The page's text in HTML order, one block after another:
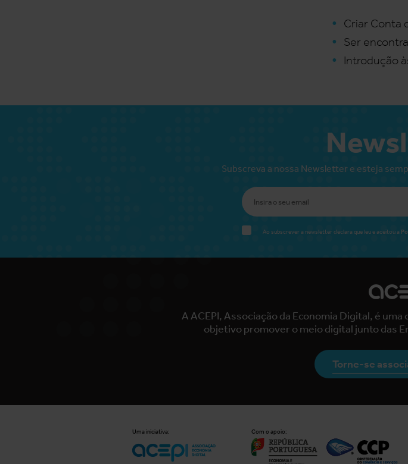
Criar Conta
Ser
Introdução
Subscreva a nossa Newsletter e esteja
Ao subscrever a newsletter declara que leu e aceitou a
A ACEPI, Associação da Economia Digital, é
objetivo promover o meio digital junto das
Torne-se
Uma iniciativa: Com o apoio: